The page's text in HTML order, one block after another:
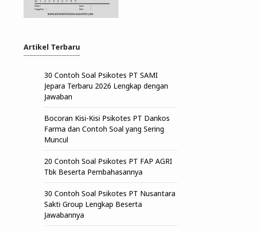
Artikel Terbaru
30 Contoh Soal Psikotes PT SAMI
Jepara Terbaru 2026 Lengkap dengan
Jawaban
Bocoran Kisi-Kisi Psikotes PT Dankos
Farma dan Contoh Soal yang Sering
Muncul
20 Contoh Soal Psikotes PT FAP AGRI
Tbk Beserta Pembahasannya
30 Contoh Soal Psikotes PT Nusantara
Sakti Group Lengkap Beserta
Jawabannya